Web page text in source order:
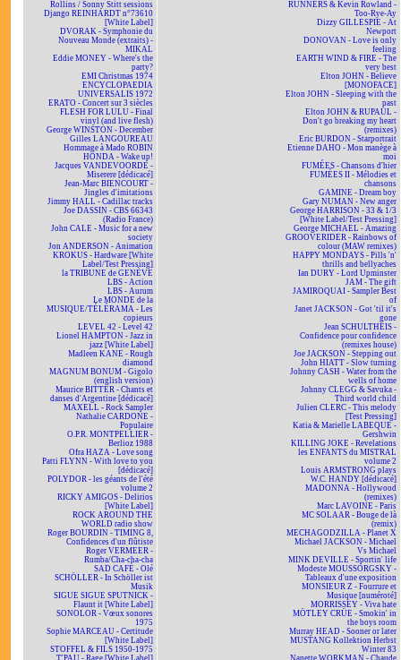
Rollins / Sonny Stitt sessions
Django REINHARDT n°73610
[White Label]
DVORAK - Symphonie du
Nouveau Monde (extraits) -
MIKAL
Eddie MONEY - Where's the
party?
EMI Christmas 1974
ENCYCLOPAEDIA
UNIVERSALIS 1972
ERATO - Concert sur 3 siècles
FLESH FOR LULU - Final
vinyl (and live flesh)
George WINSTON - December
Gilles LANGOUREAU
Hommage à Mado ROBIN
HONDA - Wake up!
Jacques VANDEVOORDE -
Miserere [dédicacé]
Jean-Marc BIENCOURT -
Jingles d'imitations
Jimmy HALL - Cadillac tracks
Joe DASSIN - CBS 66343
(Radio France)
John CALE - Music for a new
society
Jon ANDERSON - Animation
KROKUS - Hardware [White
Label/Test Pressing]
la TRIBUNE de GENÈVE
LBS - Action
LBS - Aurum
Le MONDE de la
MUSIQUE/TÉLÉRAMA - Les
copieurs
LEVEL 42 - Level 42
Lionel HAMPTON - Jazz in
jazz [White Label]
Madleen KANE - Rough
diamond
MAGNUM BONUM - Gigolo
(english version)
Maurice BITTER - Chants et
danses d'Argentine [dédicacé]
MAXELL - Rock Sampler
Nathalie CARDONE -
Populaire
O.P.R. MONTPELLIER -
Berlioz 1988
Ofra HAZA - Love song
Patti FLYNN - With love to you
[dédicacé]
POLYDOR - les géants de l'été
volume 2
RICKY AMIGOS - Delirios
[White Label]
ROCK AROUND THE
WORLD radio show
Roger BOURDIN - TIMING 8,
Confidences d'un flûtiste
Roger VERMEER -
Rumba/Cha-cha-cha
SAD CAFÉ - Olé
SCHÖLLER - In Schöller ist
Musik
SIGUE SIGUE SPUTNICK -
Flaunt it [White Label]
SONOLOR - Vœux sonores
1975
Sophie MARCEAU - Certitude
[White Label]
STOFFEL & FILS 1950-1975
T'PAU - Rage [White Label]
RUNNERS & Kevin Rowland -
Too-Rye-Ay
Dizzy GILLESPIE - At
Newport
DONOVAN - Love is only
feeling
EARTH WIND & FIRE - The
very best
Elton JOHN - Believe
[MONOFACE]
Elton JOHN - Sleeping with the
past
Elton JOHN & RUPAUL -
Don't go breaking my heart
(remixes)
Eric BURDON - Starportrait
Etienne DAHO - Mon manège à
moi
FUMÉES - Chansons d'hier
FUMÉES II - Mélodies et
chansons
GAMINE - Dream boy
Gary NUMAN - New anger
George HARRISON - 33 & 1/3
[White Label/Test Pressing]
George MICHAEL - Amazing
GROOVERIDER - Rainbows of
colour (MAW remixes)
HAPPY MONDAYS - Pills 'n'
thrills and bellyaches
Ian DURY - Lord Upminster
JAM - The gift
JAMIROQUAI - Sampler Best
of
Janet JACKSON - Got 'til it's
gone
Jean SCHULTHEIS -
Confidence pour confidence
(remixes house)
Joe JACKSON - Stepping out
John HIATT - Slow turning
Johnny CASH - Water from the
wells of home
Johnny CLEGG & Savuka -
Third world child
Julien CLERC - This melody
[Test Pressing]
Katia & Marielle LABEQUE -
Gershwin
KILLING JOKE - Revelations
les ENFANTS du MISTRAL
volume 2
Louis ARMSTRONG plays
W.C. HANDY [dédicacé]
MADONNA - Hollywood
(remixes)
Marc LAVOINE - Paris
MC SOLAAR - Bouge de là
(remix)
MECHAGODZILLA - Planet X
Michael JACKSON - Michael
Vs Michael
MINK DEVILLE - Sportin' life
Modeste MOUSSORGSKY -
Tableaux d'une exposition
MONSIEUR Z - Fourrure et
Musique [numéroté]
MORRISSEY - Viva hate
MÖTLEY CRÜE - Smokin' in
the boys room
Murray HEAD - Sooner or later
MUSTANG Kollektion Herbst
Winter 83
Nanette WORKMAN - Chaude